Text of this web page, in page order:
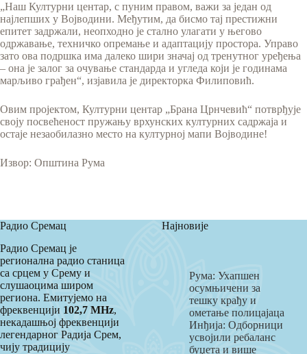
„Наш Културни центар, с пуним правом, важи за један од
најлепших у Војводини. Међутим, да бисмо тај престижни
епитет задржали, неопходно је стално улагати у његово
одржавање, техничко опремање и адаптацију простора. Управо
зато ова подршка има далеко шири значај од тренутног уређења
– она је залог за очување стандарда и угледа који је годинама
марљиво грађен“, изјавила је директорка Филиповић.
Овим пројектом, Културни центар „Брана Црнчевић“ потврђује
своју посвећеност пружању врхунских културних садржаја и
остаје незаобилазно место на културној мапи Војводине!
Извор: Општина Рума
Радио Сремац
Радио Сремац је
регионална радио станица
са срцем у Срему и
слушаоцима широм
региона. Емитујемо на
фреквенцији 102,7 MHz,
некадашњој фреквенцији
легендарног Радија Срем,
чију традицију
Најновије
Рума: Ухапшен
осумњичени за
тешку крађу и
ометање полицајаца
Инђија: Одборници
усвојили ребаланс
буџета и више